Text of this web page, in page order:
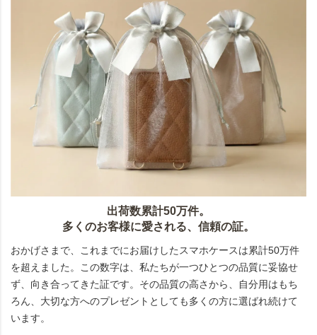
出荷数累計50万件。
多くのお客様に愛される、信頼の証。
おかげさまで、これまでにお届けしたスマホケースは累計50万件
を超えました。この数字は、私たちが一つひとつの品質に妥協せ
ず、向き合ってきた証です。その品質の高さから、自分用はもち
ろん、大切な方へのプレゼントとしても多くの方に選ばれ続けて
います。